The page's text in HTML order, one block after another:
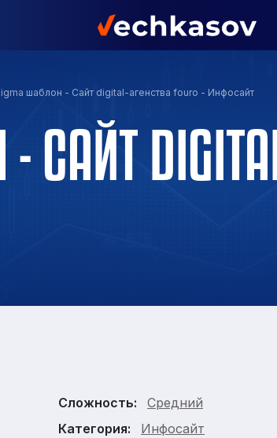
шаблон - Сайт digital-агенства fouro - Инфосайт
Сложность:
Средний
Категория:
Инфосайт